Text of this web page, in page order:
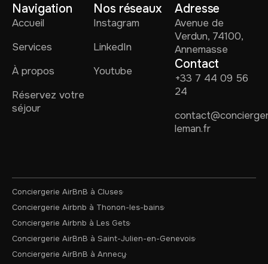
Navigation
Accueil
Services
À propos
Réservez votre
séjour
Nos réseaux
Instagram
LinkedIn
Youtube
Adresse
Avenue de
Verdun, 74100,
Annemasse
Contact
+33 7 44 09 56
24
leman.fr
Conciergerie AirBnB à Cluses
Conciergerie Airbnb à Thonon-les-bains
Conciergerie Airbnb à Les Gets
Conciergerie AirBnB à Saint-Julien-en-Genevois
Conciergerie AirBnB à Annecy